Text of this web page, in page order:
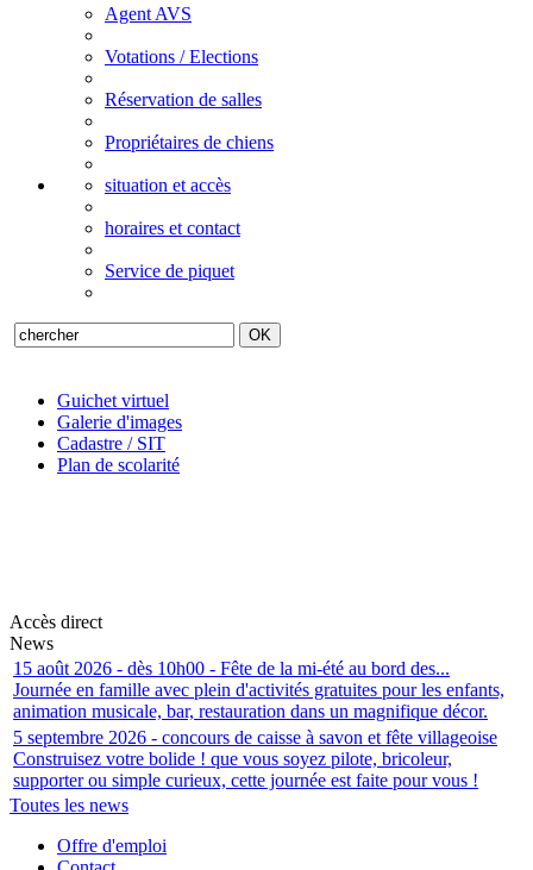
Agent AVS
Votations / Elections
Réservation de salles
Propriétaires de chiens
situation et accès
horaires et contact
Service de piquet
Guichet virtuel
Galerie d'images
Cadastre / SIT
Plan de scolarité
Accès direct
News
15 août 2026 - dès 10h00 - Fête de la mi-été au bord des...
Journée en famille avec plein d'activités gratuites pour les enfants,
animation musicale, bar, restauration dans un magnifique décor.
5 septembre 2026 - concours de caisse à savon et fête villageoise
Construisez votre bolide ! que vous soyez pilote, bricoleur,
supporter ou simple curieux, cette journée est faite pour vous !
Toutes les news
Offre d'emploi